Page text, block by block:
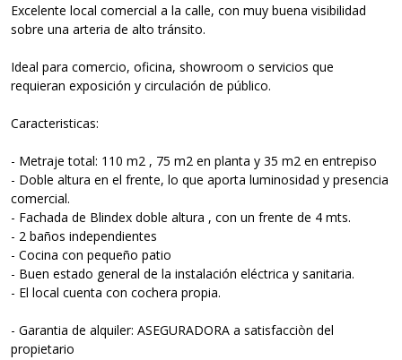
Excelente local comercial a la calle, con muy buena visibilidad
sobre una arteria de alto tránsito.
Ideal para comercio, oficina, showroom o servicios que
requieran exposición y circulación de público.
Caracteristicas:
- Metraje total: 110 m2 , 75 m2 en planta y 35 m2 en entrepiso
- Doble altura en el frente, lo que aporta luminosidad y presencia
comercial.
- Fachada de Blindex doble altura , con un frente de 4 mts.
- 2 baños independientes
- Cocina con pequeño patio
- Buen estado general de la instalación eléctrica y sanitaria.
- El local cuenta con cochera propia.
- Garantia de alquiler: ASEGURADORA a satisfacciòn del
propietario